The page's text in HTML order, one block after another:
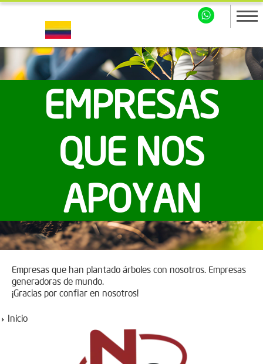
EMPRESAS
QUE NOS
APOYAN
Empresas que han plantado árboles con nosotros. Empresas
generadoras de mundo.
¡Gracias por confiar en nosotros!
Inicio